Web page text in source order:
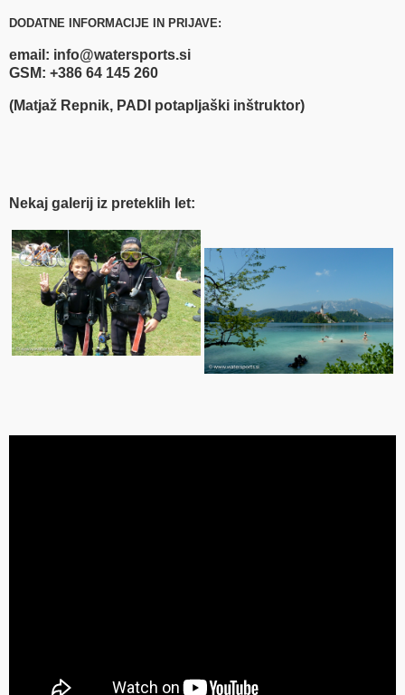
DODATNE INFORMACIJE IN PRIJAVE:
email: info@watersports.si
GSM: +386 64 145 260
(Matjaž Repnik, PADI potapljaški inštruktor)
Nekaj galerij iz preteklih let: